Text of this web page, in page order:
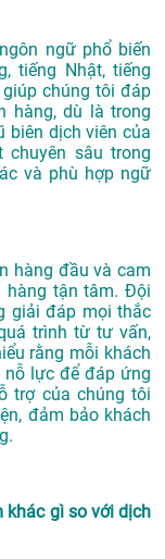
ngữ phổ biến
tiếng Nhật, tiếng
chúng tôi đáp
hàng, dù là trong
biên dịch viên của
sâu trong
và phù hợp ngữ
hàng đầu và cam
hàng tận tâm. Đội
giải đáp mọi thắc
trình từ tư vấn,
rằng mỗi khách
nỗ lực để đáp ứng
trợ của chúng tôi
đảm bảo khách
khác gì so với dịch